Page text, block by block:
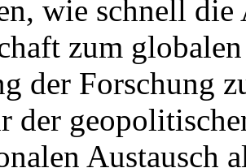
wie schnell die
zum
der Forschung
der
Austausch